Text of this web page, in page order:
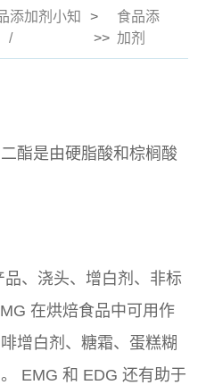
添加剂小知
>
>>
食品添
加剂
酯是由硬脂酸和棕榈酸
、浇头、增白剂、非标
在烘焙食品中可用作
增白剂、糖霜、蛋糕糊
EMG 和 EDG 还有助于